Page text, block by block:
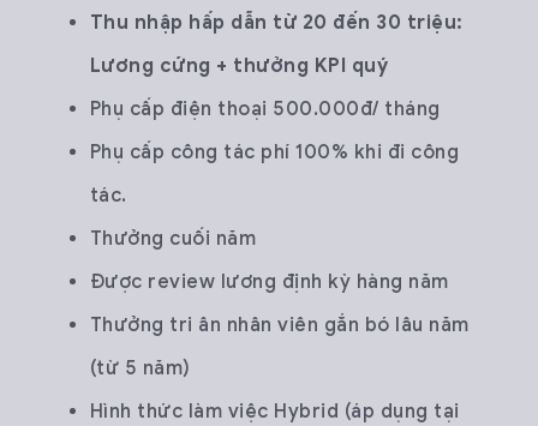
Thu nhập hấp dẫn từ 20 đến 30 triệu:
Lương cứng + thưởng KPI quý
Phụ cấp điện thoại 500.000đ/ tháng
Phụ cấp công tác phí 100% khi đi công
tác.
Thưởng cuối năm
Được review lương định kỳ hàng năm
Thưởng tri ân nhân viên gắn bó lâu năm
(từ 5 năm)
Hình thức làm việc Hybrid (áp dụng tại